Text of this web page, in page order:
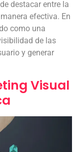
destacar entre la
efectiva. En
como una
de las
y generar
Visual